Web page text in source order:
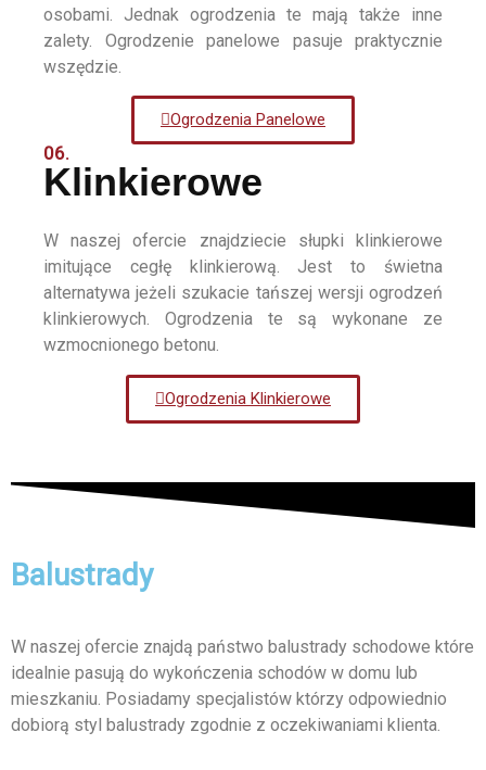
osobami. Jednak ogrodzenia te mają także inne
zalety. Ogrodzenie panelowe pasuje praktycznie
wszędzie.
Ogrodzenia Panelowe
06.
Klinkierowe
W naszej ofercie znajdziecie słupki klinkierowe
imitujące cegłę klinkierową. Jest to świetna
alternatywa jeżeli szukacie tańszej wersji ogrodzeń
klinkierowych. Ogrodzenia te są wykonane ze
wzmocnionego betonu.
Ogrodzenia Klinkierowe
Balustrady
W naszej ofercie znajdą państwo balustrady schodowe które
idealnie pasują do wykończenia schodów w domu lub
mieszkaniu. Posiadamy specjalistów którzy odpowiednio
dobiorą styl balustrady zgodnie z oczekiwaniami klienta.